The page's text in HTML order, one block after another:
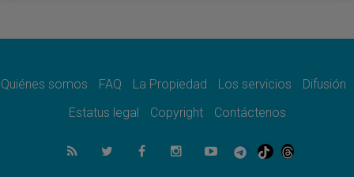
08.08.2026
08.08.2026
del Buen Consejo de Genazzano
Filipinas: el Vicariato Apostólico de Calapán
se convierte en diócesis
Quiénes somos FAQ La Propiedad Los servicios
Difusión
Estatus legal
Copyright Contáctenos